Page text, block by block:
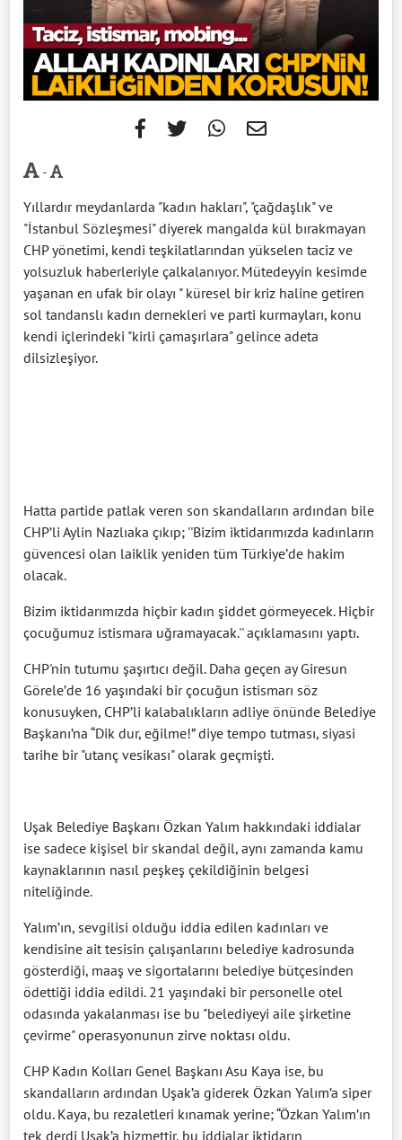
-
Yıllardır meydanlarda "kadın hakları", "çağdaşlık" ve
"İstanbul Sözleşmesi" diyerek mangalda kül bırakmayan
CHP yönetimi, kendi teşkilatlarından yükselen taciz ve
yolsuzluk haberleriyle çalkalanıyor. Mütedeyyin kesimde
yaşanan en ufak bir olayı " küresel bir kriz haline getiren
sol tandanslı kadın dernekleri ve parti kurmayları, konu
kendi içlerindeki "kirli çamaşırlara" gelince adeta
dilsizleşiyor.
Hatta partide patlak veren son skandalların ardından bile
CHP’li Aylin Nazlıaka çıkıp; ''Bizim iktidarımızda kadınların
güvencesi olan laiklik yeniden tüm Türkiye’de hakim
olacak.
Bizim iktidarımızda hiçbir kadın şiddet görmeyecek. Hiçbir
çocuğumuz istismara uğramayacak.'' açıklamasını yaptı.
CHP'nin tutumu şaşırtıcı değil. Daha geçen ay Giresun
Görele’de 16 yaşındaki bir çocuğun istismarı söz
konusuyken, CHP’li kalabalıkların adliye önünde Belediye
Başkanı’na “Dik dur, eğilme!” diye tempo tutması, siyasi
tarihe bir "utanç vesikası" olarak geçmişti.
Uşak Belediye Başkanı Özkan Yalım hakkındaki iddialar
ise sadece kişisel bir skandal değil, aynı zamanda kamu
kaynaklarının nasıl peşkeş çekildiğinin belgesi
niteliğinde.
Yalım’ın, sevgilisi olduğu iddia edilen kadınları ve
kendisine ait tesisin çalışanlarını belediye kadrosunda
gösterdiği, maaş ve sigortalarını belediye bütçesinden
ödettiği iddia edildi. 21 yaşındaki bir personelle otel
odasında yakalanması ise bu "belediyeyi aile şirketine
çevirme" operasyonunun zirve noktası oldu.
CHP Kadın Kolları Genel Başkanı Asu Kaya ise, bu
skandalların ardından Uşak’a giderek Özkan Yalım’a siper
oldu. Kaya, bu rezaletleri kınamak yerine; “Özkan Yalım’ın
tek derdi Uşak’a hizmettir, bu iddialar iktidarın